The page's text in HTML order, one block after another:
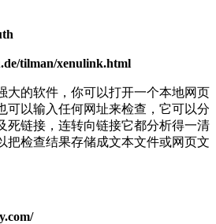
tilman/xenulink.html
大的软件，你可以打开一个本地网页
可以输入任何网址来检查，它可以分
死链接，连转向链接它都分析得一清
把检查结果存储成文本文件或网页文